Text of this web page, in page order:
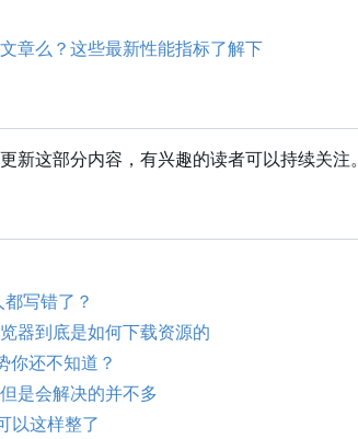
章么？这些最新性能指标了解下
新这部分内容，有兴趣的读者可以持续关注。
写错了？
器到底是如何下载资源的
你还不知道？
是会解决的并不多
以这样整了